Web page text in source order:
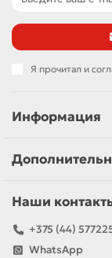
Я прочитал и
Информация
Наши
+375 (44)
WhatsApp